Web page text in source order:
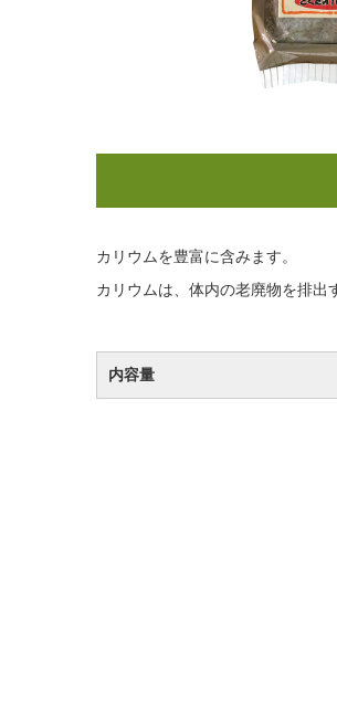
カリウムを豊富に含みます。
カリウムは、体内の老廃物を排出
内容量